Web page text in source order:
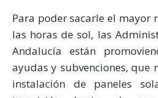
Para poder sacarle el mayor
las horas de sol, las
Andalucía están
ayudas y subvenciones, que
instalación de paneles